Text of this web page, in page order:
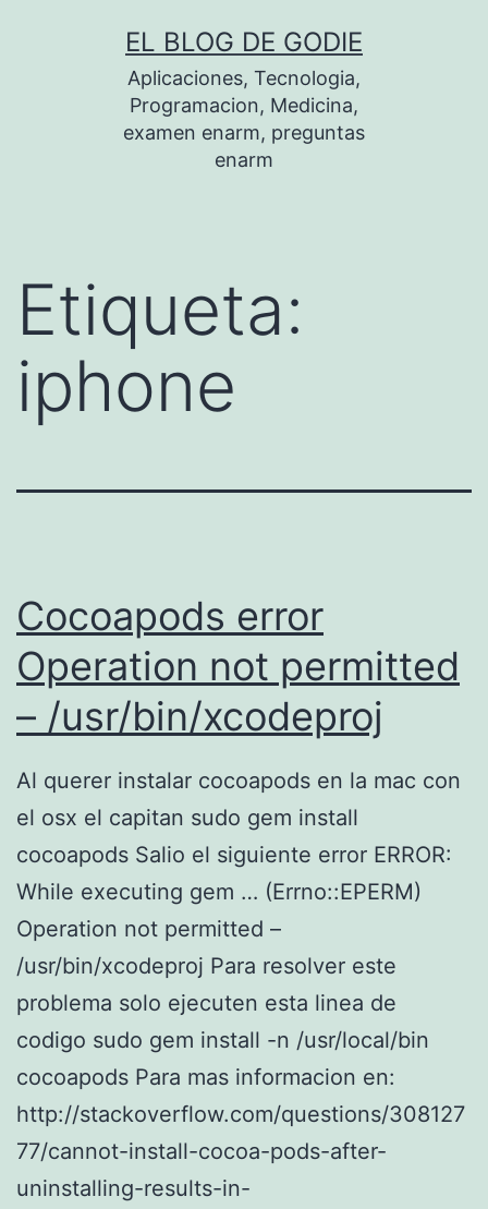
EL BLOG DE GODIE
Aplicaciones, Tecnologia,
Programacion, Medicina,
examen enarm, preguntas
enarm
Etiqueta:
iphone
Cocoapods error
Operation not permitted
– /usr/bin/xcodeproj
Al querer instalar cocoapods en la mac con
el osx el capitan sudo gem install
cocoapods Salio el siguiente error ERROR:
While executing gem … (Errno::EPERM)
Operation not permitted –
/usr/bin/xcodeproj Para resolver este
problema solo ejecuten esta linea de
codigo sudo gem install -n /usr/local/bin
cocoapods Para mas informacion en:
http://stackoverflow.com/questions/308127
77/cannot-install-cocoa-pods-after-
uninstalling-results-in-